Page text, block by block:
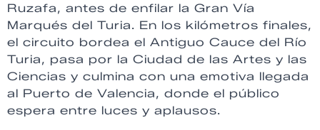
Ruzafa, antes de enfilar la Gran Vía
Marqués del Turia. En los kilómetros finales,
el circuito bordea el Antiguo Cauce del Río
Turia, pasa por la Ciudad de las Artes y las
Ciencias y culmina con una emotiva llegada
al Puerto de Valencia, donde el público
espera entre luces y aplausos.